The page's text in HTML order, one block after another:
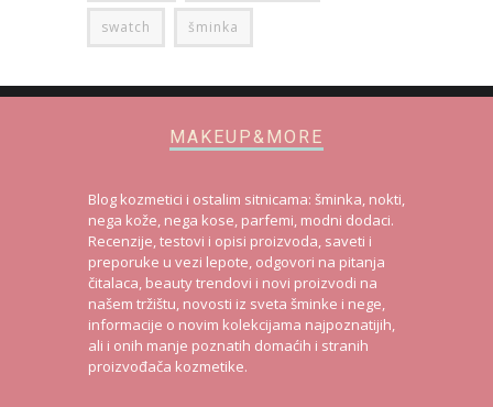
swatch šminka
MAKEUP&MORE
Blog kozmetici i ostalim sitnicama: šminka, nokti,
nega kože, nega kose, parfemi, modni dodaci.
Recenzije, testovi i opisi proizvoda, saveti i
preporuke u vezi lepote, odgovori na pitanja
čitalaca, beauty trendovi i novi proizvodi na
našem tržištu, novosti iz sveta šminke i nege,
informacije o novim kolekcijama najpoznatijih,
ali i onih manje poznatih domaćih i stranih
proizvođača kozmetike.